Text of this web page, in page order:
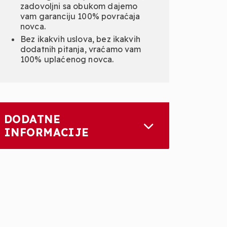
zadovoljni sa obukom dajemo
vam garanciju 100% povraćaja
novca.
Bez ikakvih uslova, bez ikakvih
dodatnih pitanja, vraćamo vam
100% uplaćenog novca.
DODATNE
INFORMACIJE